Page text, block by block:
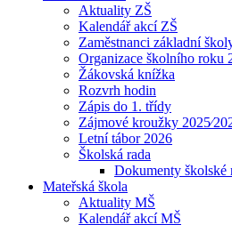
Aktuality ZŠ
Kalendář akcí ZŠ
Zaměstnanci základní
Organizace školního roku
Žákovská knížka
Rozvrh hodin
Zápis do 1. třídy
Zájmové kroužky
Letní tábor 2026
Školská rada
Dokumenty školské
Mateřská škola
Aktuality MŠ
Kalendář akcí MŠ